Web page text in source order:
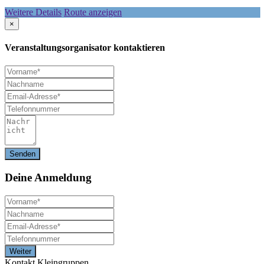
Weitere Details Route anzeigen
×
Veranstaltungsorganisator kontaktieren
Deine Anmeldung